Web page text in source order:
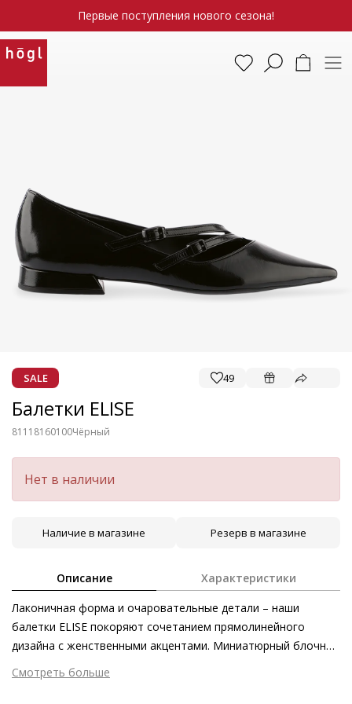
Первые поступления нового сезона!
SALE 49
Балетки ELISE
81118160100Чёрный
Нет в наличии
Наличие в магазине Резерв в магазине
Описание Характеристики
Лаконичная форма и очаровательные детали – наши
балетки ELISE покоряют сочетанием прямолинейного
дизайна с женственными акцентами. Миниатюрный блочный
каблук и заострённый силуэт современно освежают
классический силуэт 90-х, в то время как ремешки с
Смотреть больше